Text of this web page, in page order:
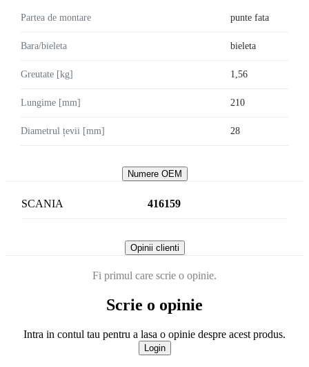
Partea de montare punte fata
Bara/bieleta bieleta
Greutate [kg] 1,56
Lungime [mm] 210
Diametrul țevii [mm] 28
Numere OEM
SCANIA 416159
Opinii clienti
Fi primul care scrie o opinie.
Scrie o opinie
Intra in contul tau pentru a lasa o opinie despre acest produs.
Login